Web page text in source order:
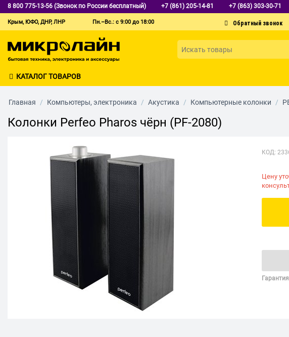
8 800 775-13-56 (Звонок по России бесплатный) +7 (861) 205-14-81 +7 (863) 303-30-71
Крым, ЮФО, ДНР, ЛНР Пн.–Вс.: с 9:00 до 18:00
КАТАЛОГ ТОВАРОВ
Главная / Компьютеры, электроника / Акустика / Компьютерные колонки /
Колонки Perfeo Pharos чёрн (PF-2080)
КОД:
Цену